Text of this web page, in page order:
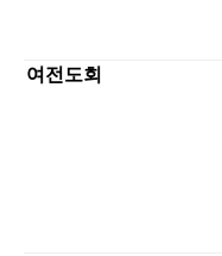
여전도회